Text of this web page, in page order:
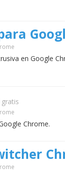
en Google
gratis
Chrome.